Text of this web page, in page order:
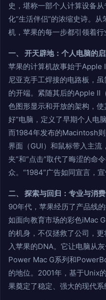
史，堪称一部个人计算设备
化“生活伴侣”的浓缩史诗。
机，苹果的每一步都引领着行
一、 开天辟地：个人电脑的
苹果的计算机故事始于Apple
尼亚克手工焊接的电路板，
的开端。紧随其后的Apple II
色图形显示和开放的架构，
好”电脑，定义了早期个人电脑
而1984年发布的Macintosh
界面（GUI）和鼠标带入主流
夹”和“点击”取代了晦涩的命
众。“1984”广告如同宣言，
二、 探索与回归：专业与消
90年代，苹果经历了产品线
如面向教育市场的彩色iMac
的机身，不仅拯救了公司，更
入苹果的DNA。它让电脑从
Power Mac G系列和
的地位。2001年，基于Unix
果奠定了稳定、强大的现代系